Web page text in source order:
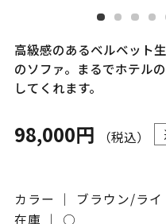
高級感のあるベルベット
のソファ。まるでホテル
してくれます。
98,000円 （税込）
カラー ｜ ブラウン/ラ
在庫 ｜ ○